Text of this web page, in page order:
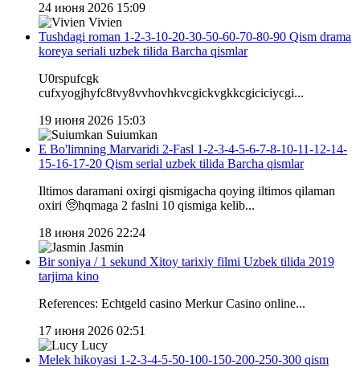
24 июня 2026 15:09
Vivien
Tushdagi roman 1-2-3-10-20-30-50-60-70-80-90 Qism drama
koreya seriali uzbek tilida Barcha qismlar
U0rspufcgk
cufxyogjhyfc8tvy8vvhovhkvcgickvgkkcgiciciycgi...
19 июня 2026 15:03
Suiumkan
E Bo'limning Marvaridi 2-Fasl 1-2-3-4-5-6-7-8-10-11-12-14-
15-16-17-20 Qism serial uzbek tilida Barcha qismlar
Iltimos daramani oxirgi qismigacha qoying iltimos qilaman
oxiri 🥺hqmaga 2 faslni 10 qismiga kelib...
18 июня 2026 22:24
Jasmin
Bir soniya / 1 sekund Xitoy tarixiy filmi Uzbek tilida 2019
tarjima kino
References: Echtgeld casino Merkur Casino online...
17 июня 2026 02:51
Lucy
Melek hikoyasi 1-2-3-4-5-50-100-150-200-250-300 qism